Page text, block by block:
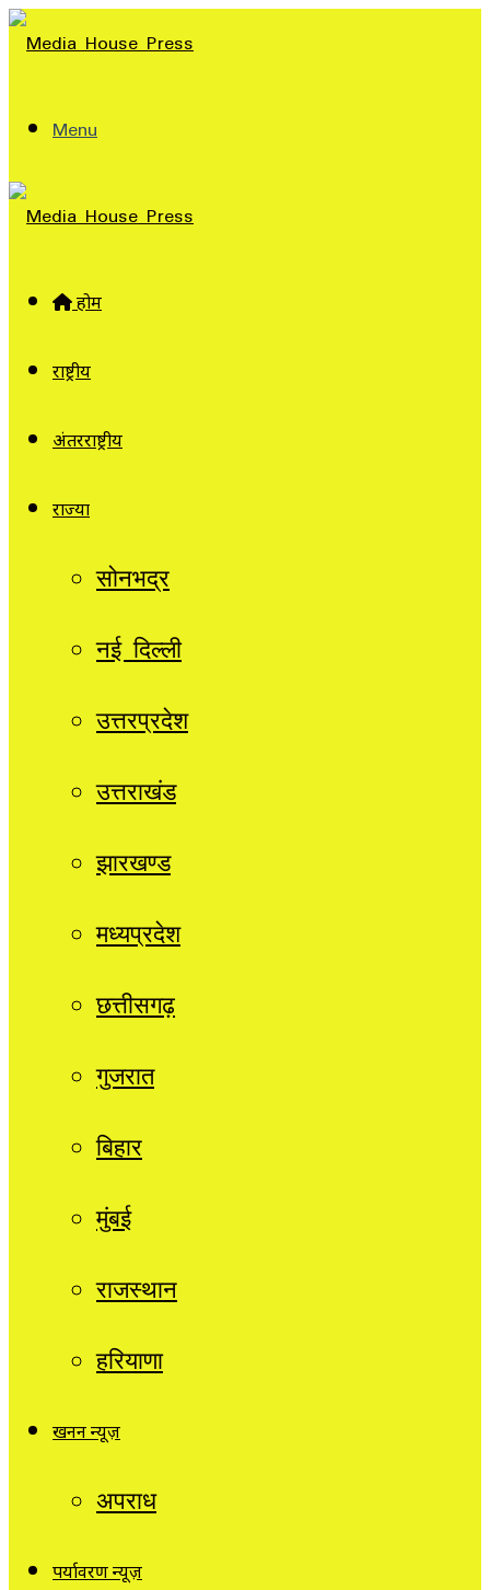
Menu
होम
राष्ट्रीय
अंतरराष्ट्रीय
राज्यों
सोनभद्र
नई दिल्ली
उत्तरप्रदेश
उत्तराखंड
झारखण्ड
मध्यप्रदेश
छत्तीसगढ़
गुजरात
बिहार
मुंबई
राजस्थान
हरियाणा
खनन न्यूज़
अपराध
पर्यावरण न्यूज़